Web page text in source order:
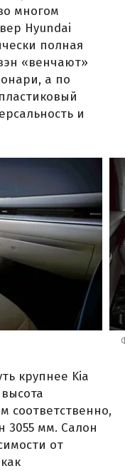
многом
Hyundai
полная
«венчают»
а по
и
крупнее Kia
соответственно,
3055 мм. Салон
от